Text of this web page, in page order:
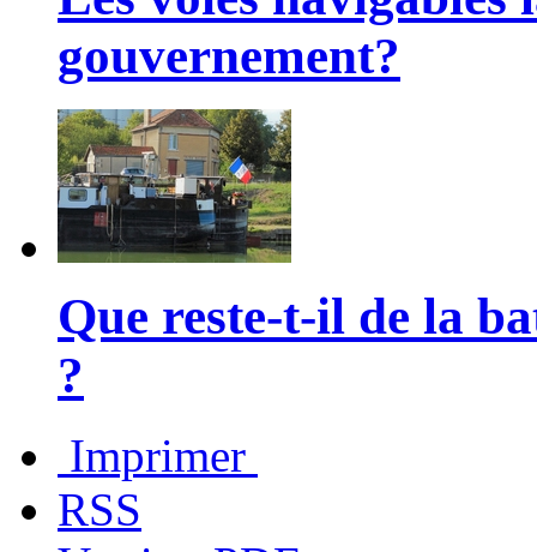
gouvernement?
Que reste-t-il de la
?
Imprimer
RSS